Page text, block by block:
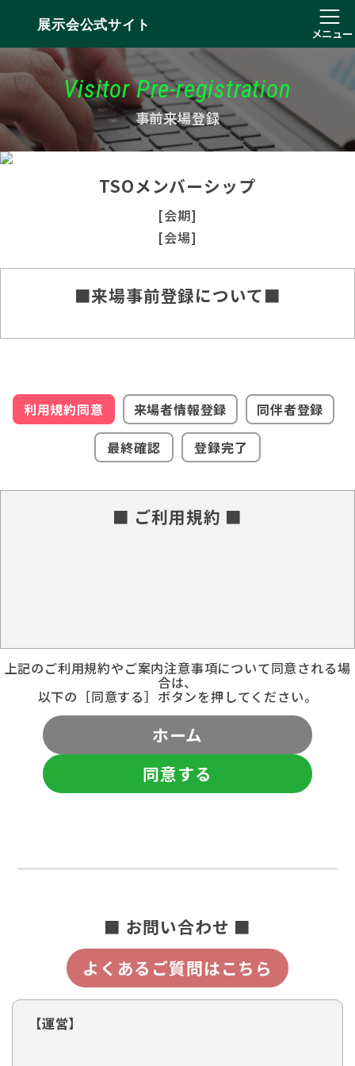
展示会公式サイト
メニュー
Visitor Pre-registration
事前来場登録
TSOメンバーシップ
[会期]
[会場]
■来場事前登録について■
利用規約同意 来場者情報登録
同伴者登録
最終確認
登録完了
■ ご利用規約 ■
上記のご利用規約やご案内注意事項について同意される場
合は、
以下の［同意する］ボタンを押してください。
ホーム
同意する
■ お問い合わせ ■
よくあるご質問はこちら
【運営】